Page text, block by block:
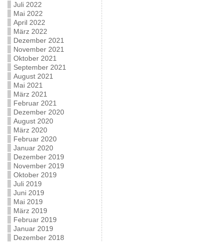
Juli 2022
Mai 2022
April 2022
März 2022
Dezember 2021
November 2021
Oktober 2021
September 2021
August 2021
Mai 2021
März 2021
Februar 2021
Dezember 2020
August 2020
März 2020
Februar 2020
Januar 2020
Dezember 2019
November 2019
Oktober 2019
Juli 2019
Juni 2019
Mai 2019
März 2019
Februar 2019
Januar 2019
Dezember 2018